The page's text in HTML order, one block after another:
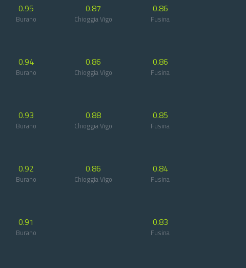
0.95
Burano
0.87
Chioggia Vigo
0.86
Fusina
0.94
Burano
0.86
Chioggia Vigo
0.86
Fusina
0.93
Burano
0.88
Chioggia Vigo
0.85
Fusina
0.92
Burano
0.86
Chioggia Vigo
0.84
Fusina
0.91
Burano
0.83
Fusina